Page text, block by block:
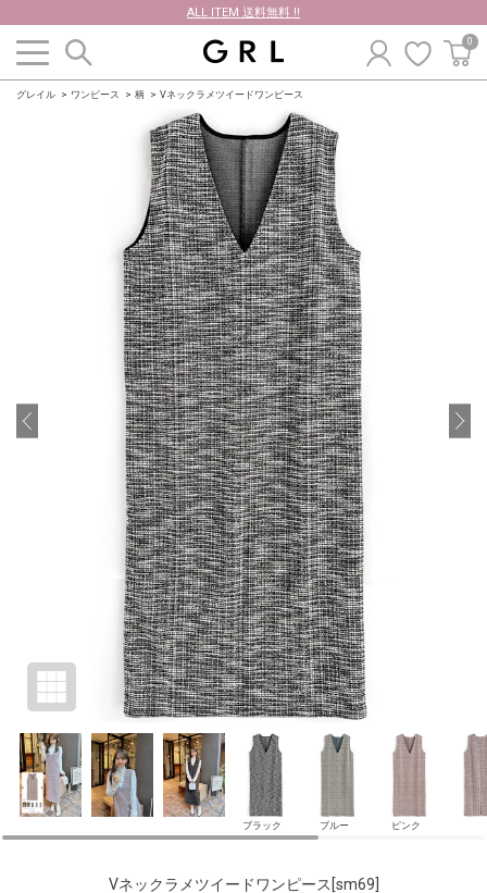
ALL ITEM 送料無料 !!
0
グレイル ワンピース 柄 Vネックラメツイードワンピース
ブラック ブルー ピンク
Vネックラメツイードワンピース [sm69]